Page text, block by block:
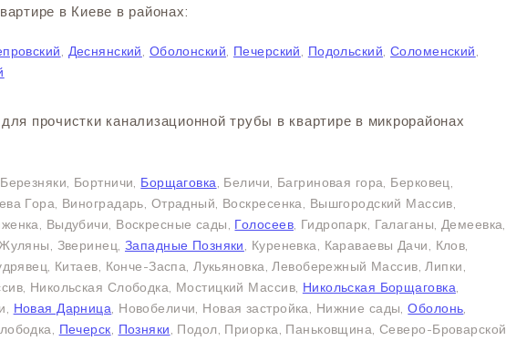
в Киеве в районах:
, Деснянский, Оболонский, Печерский, Подольский, Соломенский,
прочистки канализационной трубы в квартире в микрорайонах
Бортничи, Борщаговка, Беличи, Багриновая гора, Берковец,
Гора, Виноградарь, Отрадный, Воскресенка, Вышгородский Массив,
Выдубичи, Воскресные сады, Голосеев, Гидропарк, Галаганы, Демеевка,
Зверинец, Западные Позняки, Куреневка, Караваевы Дачи, Клов,
Китаев, Конче-Заспа, Лукьяновка, Левобережный Массив, Липки,
Никольская Слободка, Мостицкий Массив, Никольская Борщаговка,
Новая Дарница, Новобеличи, Новая застройка, Нижние сады,Оболонь,
Печерск, Позняки, Подол, Приорка, Паньковщина, Северо-Броварской